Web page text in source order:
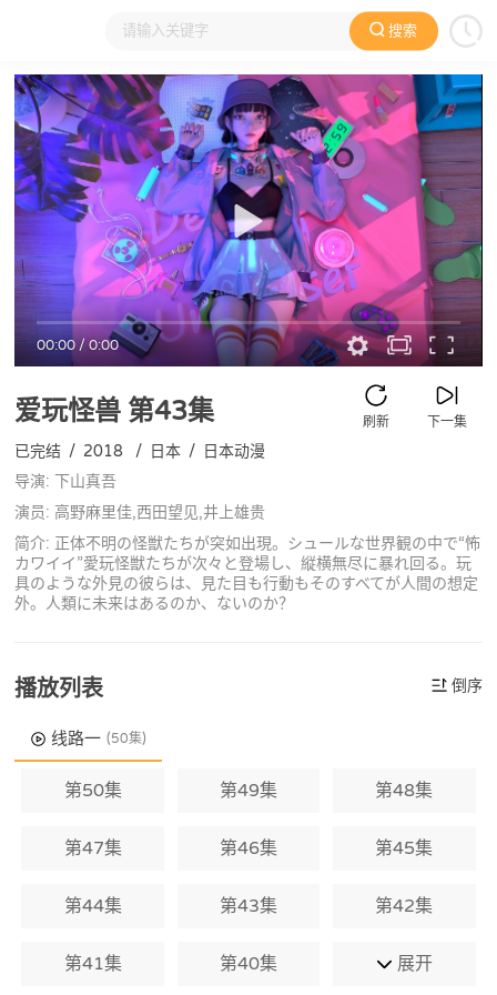
搜索
大家在看 日本动漫 国产动漫 欧美动漫 动漫电影
00:00/0:00
爱玩怪兽 第43集 下一集
刷新
已完结 / 2018 / 日本 / 日本动漫
导演: 下山真吾
演员: 高野麻里佳,西田望见,井上雄贵
简介: 正体不明の怪獣たちが突如出現。シュールな世界観の中で“怖
カワイイ”愛玩怪獣たちが次々と登場し、縦横無尽に暴れ回る。玩
具のような外見の彼らは、見た目も行動もそのすべてが人間の想定
外。人類に未来はあるのか、ないのか？
播放列表 倒序
线路一 (50集)
第50集 第49集 第48集
第47集 第46集 第45集
第44集 第43集 第42集
第41集 第40集 展开